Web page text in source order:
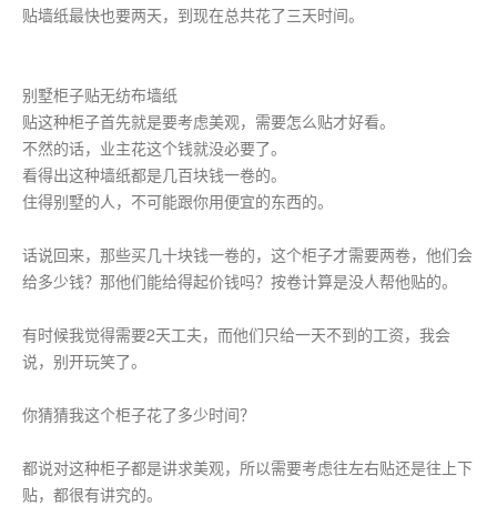
贴墙纸最快也要两天，到现在总共花了三天时间。
别墅柜子贴无纺布墙纸
贴这种柜子首先就是要考虑美观，需要怎么贴才好看。
不然的话，业主花这个钱就没必要了。
看得出这种墙纸都是几百块钱一卷的。
住得别墅的人，不可能跟你用便宜的东西的。
话说回来，那些买几十块钱一卷的，这个柜子才需要两卷，他们会
给多少钱？那他们能给得起价钱吗？按卷计算是没人帮他贴的。
有时候我觉得需要2天工夫，而他们只给一天不到的工资，我会
说，别开玩笑了。
你猜猜我这个柜子花了多少时间？
都说对这种柜子都是讲求美观，所以需要考虑往左右贴还是往上下
贴，都很有讲究的。